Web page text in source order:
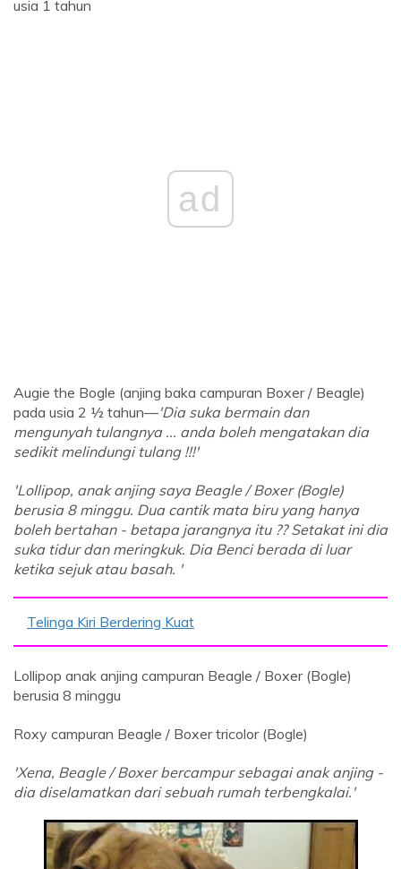
usia 1 tahun
ad
Augie the Bogle (anjing baka campuran Boxer / Beagle)
pada usia 2 ½ tahun—'Dia suka bermain dan
mengunyah tulangnya ... anda boleh mengatakan dia
sedikit melindungi tulang !!!'
'Lollipop, anak anjing saya Beagle / Boxer (Bogle)
berusia 8 minggu. Dua cantik mata biru yang hanya
boleh bertahan - betapa jarangnya itu ?? Setakat ini dia
suka tidur dan meringkuk. Dia Benci berada di luar
ketika sejuk atau basah. '
Telinga Kiri Berdering Kuat
Lollipop anak anjing campuran Beagle / Boxer (Bogle)
berusia 8 minggu
Roxy campuran Beagle / Boxer tricolor (Bogle)
'Xena, Beagle / Boxer bercampur sebagai anak anjing -
dia diselamatkan dari sebuah rumah terbengkalai.'